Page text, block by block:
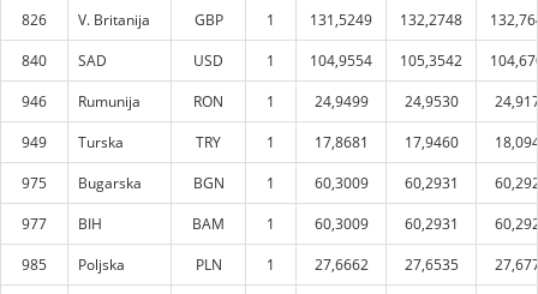
826
V. Britanija GBP 1 131,5249 132,2748
840
SAD USD 1 104,9554 105,3542
946
Rumunija RON 1 24,9499 24,9530
949
Turska TRY 1 17,8681 17,9460
975
Bugarska BGN 1 60,3009 60,2931
977
BIH BAM 1 60,3009 60,2931
985
Poljska PLN 1 27,6662 27,6535